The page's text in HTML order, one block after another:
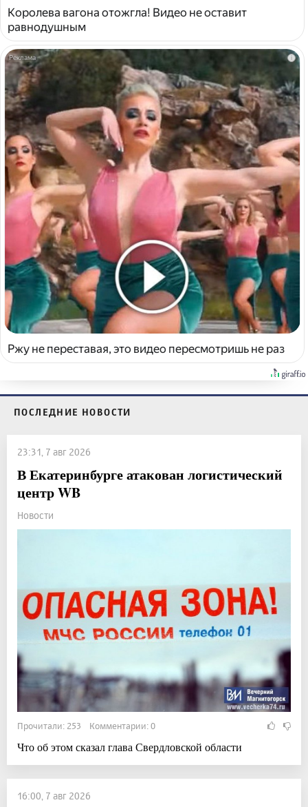
Королева вагона отожгла! Видео не оставит
равнодушным
i
Ржу не переставая, это видео пересмотришь не раз
ПОСЛЕДНИЕ НОВОСТИ
23:31, 7 авг 2026
В Екатеринбурге атакован логистический
центр WB
Новости
Прочитали: 253 Комментарии: 0
Что об этом сказал глава Свердловской области
16:00, 7 авг 2026